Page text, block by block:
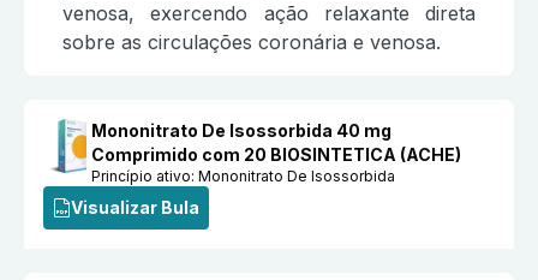
venosa, exercendo ação relaxante direta
sobre as circulações coronária e venosa.
Mononitrato De Isossorbida 40 mg
Comprimido com 20 BIOSINTETICA (ACHE)
Princípio ativo:Mononitrato De Isossorbida
Visualizar Bula